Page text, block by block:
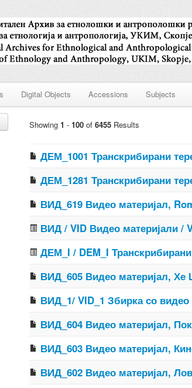
Digital Objects Accessions Subjects
Showing1 -100 of6455 Results
ДЕМ_1001 Транскрибирани
ДЕМ_1281 Транскрибирани
ВИД_619 Видео материјал,
ВИД / VID Видео материјали /
ДЕМ_I / DEM_I
ВИД_605 Видео материјал,
ВИД_1/ VID_1 Збирка со
ВИД_604 Видео материјал,
ВИД_603 Видео материјал,
ВИД_602 Видео материјал,